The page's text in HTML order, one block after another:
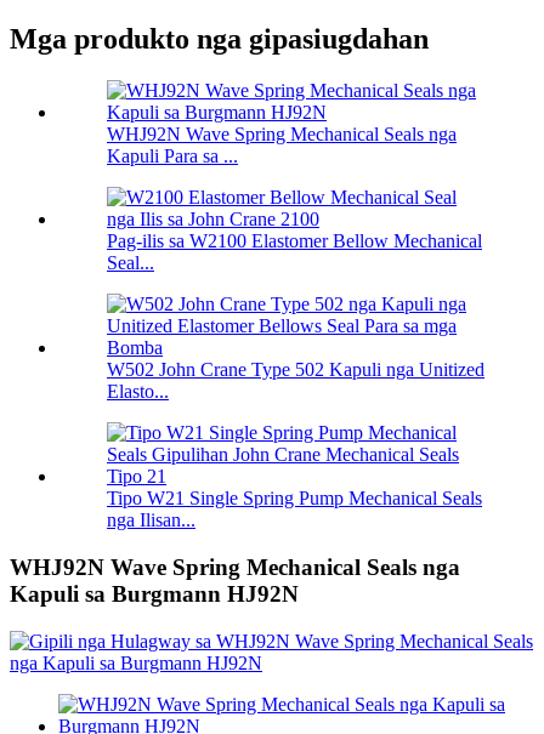
Mga produkto nga gipasiugdahan
WHJ92N Wave Spring Mechanical Seals nga
Kapuli Para sa ...
Pag-ilis sa W2100 Elastomer Bellow Mechanical
Seal...
W502 John Crane Type 502 Kapuli nga Unitized
Elasto...
Tipo W21 Single Spring Pump Mechanical Seals
nga Ilisan...
WHJ92N Wave Spring Mechanical Seals nga
Kapuli sa Burgmann HJ92N